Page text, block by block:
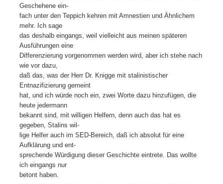
Geschehene ein-
fach unter den Teppich kehren mit Amnestien und Ähnlichem
mehr. Ich sage
das deshalb eingangs, weil vielleicht aus meinen späteren
Ausführungen eine
Differenzierung vorgenommen werden wird, aber ich stehe nach
wie vor dazu,
daß das, was der Herr Dr. Knigge mit stalinistischer
Entnazifizierung gemeint
hat, und ich würde noch ein, zwei Worte dazu hinzufügen, die
heute jedermann
bekannt sind, mit willigen Helfern, denn auch das hat es
gegeben, Stalins wil-
lige Helfer auch im SED-Bereich, daß ich absolut für eine
Aufklärung und ent-
sprechende Würdigung dieser Geschichte eintrete. Das wollte
ich eingangs nur
betont haben.